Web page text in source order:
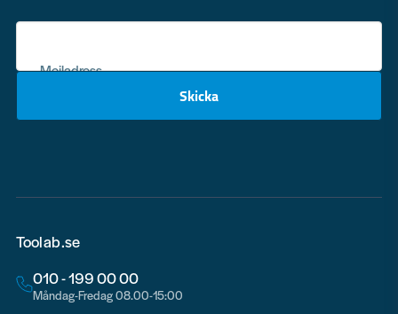
Mejladress
Skicka
Toolab.se
010 - 199 00 00
Måndag-Fredag 08.00-15:00